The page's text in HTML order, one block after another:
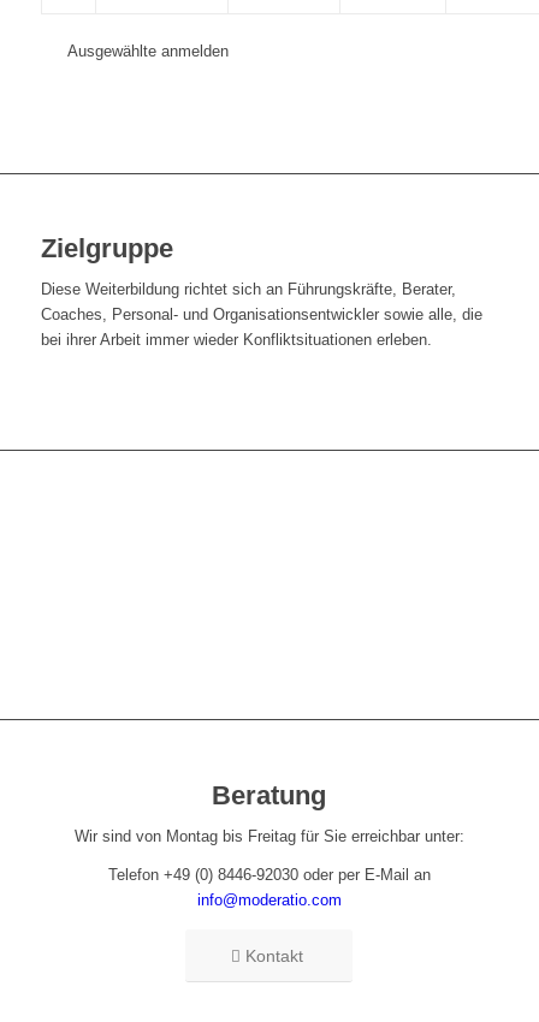
Ausgewählte anmelden
Zielgruppe
Diese Weiterbildung richtet sich an Führungskräfte, Berater,
Coaches, Personal- und Organisationsentwickler sowie alle, die
bei ihrer Arbeit immer wieder Konfliktsituationen erleben.
Beratung
Wir sind von Montag bis Freitag für Sie erreichbar unter:
Telefon +49 (0) 8446-92030 oder per E-Mail an
info@moderatio.com
Kontakt